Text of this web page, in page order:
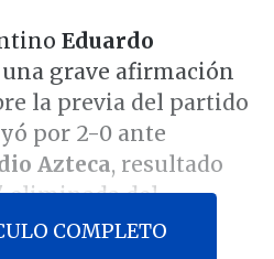
Eduardo
grave afirmación
la previa del partido
por 2-0 ante
Azteca, resultado
eliminada del
COMPLETO